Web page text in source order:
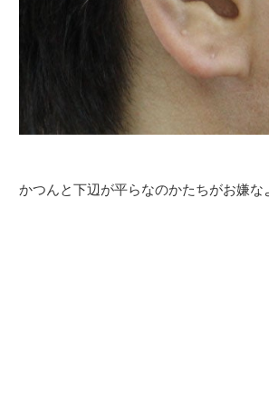
かつんと下辺が平らなのかたちがお嫌な